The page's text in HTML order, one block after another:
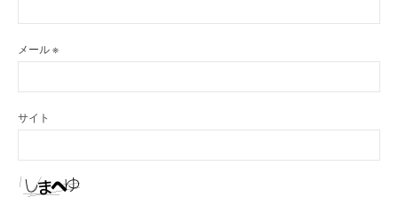
メール※
サイト